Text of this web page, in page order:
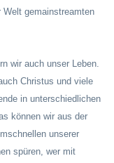
Welt gemainstreamten
wir auch unser Leben.
Christus und viele
in unterschiedlichen
können wir aus der
unserer
spüren, wer mit